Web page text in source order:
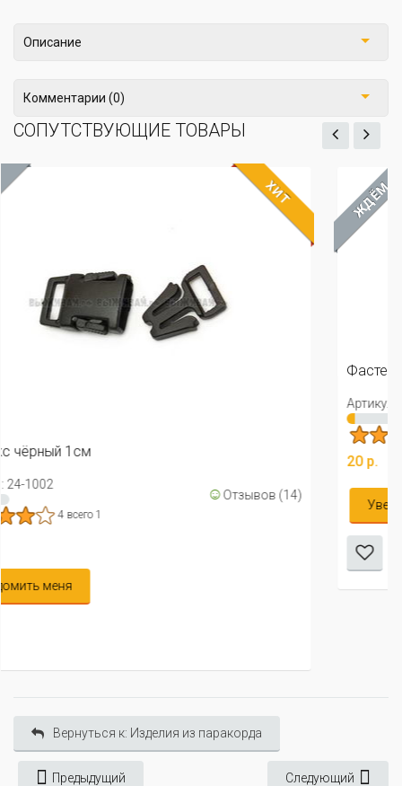
Описание
Комментарии (0)
СОПУТСТВУЮЩИЕ ТОВАРЫ
(14)
☺
Уведомить меня
Вернуться к: Изделия из паракорда
Предыдущий Следующий